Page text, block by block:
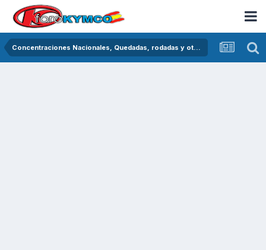
Concentraciones Nacionales, Quedadas, rodadas y otras crónicas del asfalto